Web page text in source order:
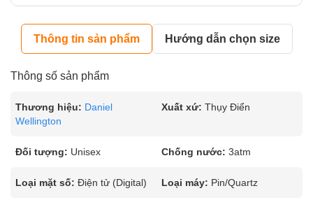
Thông tin sản phẩm Hướng dẫn chọn size
Thông số sản phẩm
Thương hiệu: Daniel
Wellington
Xuất xứ: Thụy Điển
Đối tượng: Unisex Chống nước: 3atm
Loại mặt số: Điện tử (Digital) Loại máy: Pin/Quartz